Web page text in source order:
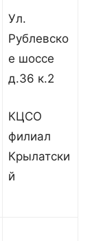
Ул.
Рублевско
е шоссе
д.36 к.2
КЦСО
филиал
Крылатски
й